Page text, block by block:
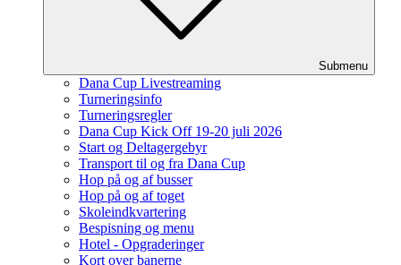
Submenu
Dana Cup Livestreaming
Turneringsinfo
Turneringsregler
Dana Cup Kick Off 19-20 juli 2026
Start og Deltagergebyr
Transport til og fra Dana Cup
Hop på og af busser
Hop på og af toget
Skoleindkvartering
Bespisning og menu
Hotel - Opgraderinger
Kort over banerne